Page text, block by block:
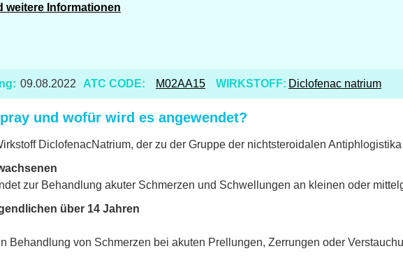
weitere Informationen
09.08.2022 ATC CODE: M02AA15 WIRKSTOFF: Diclofenac natrium
und wofür wird es angewendet?
DiclofenacNatrium, der zu der Gruppe der nichtsteroidalen
zur Behandlung akuter Schmerzen und Schwellungen an kleinen oder
über 14 Jahren
Behandlung von Schmerzen bei akuten Prellungen, Zerrungen oder